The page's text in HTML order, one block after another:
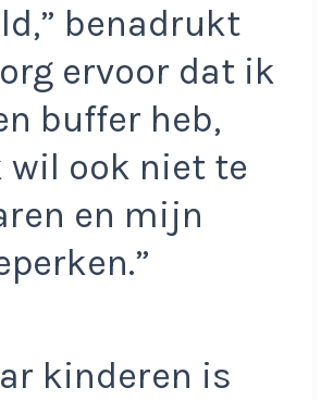
benadrukt
ervoor dat ik
buffer heb,
wil ook niet te
en mijn
kinderen is